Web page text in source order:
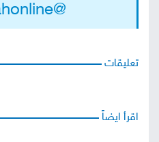
@Alasimahonline
تعليقات
اقرأ ايضاً